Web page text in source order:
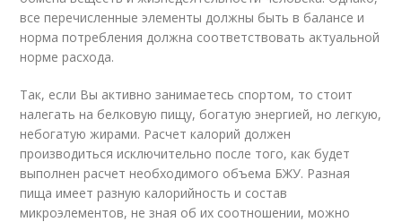
все перечисленные элементы должны быть в балансе и
норма потребления должна соответствовать актуальной
норме расхода.
Так, если Вы активно занимаетесь спортом, то стоит
налегать на белковую пищу, богатую энергией, но легкую,
небогатую жирами. Расчет калорий должен
производиться исключительно после того, как будет
выполнен расчет необходимого объема БЖУ. Разная
пища имеет разную калорийность и состав
микроэлементов, не зная об их соотношении, можно